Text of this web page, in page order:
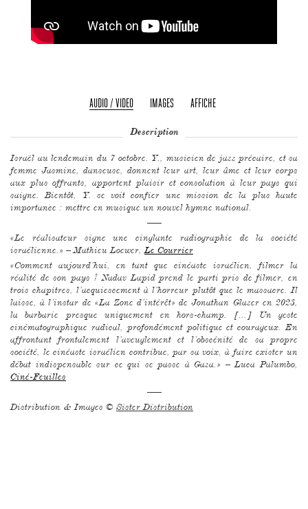
AUDIO / VIDEO IMAGES AFFICHE
Description
Israël au lendemain du 7 octobre. Y., musicien de jazz précaire, et sa
femme Jasmine, danseuse, donnent leur art, leur âme et leur corps
aux plus offrants, apportent plaisir et consolation à leur pays qui
saigne. Bientôt, Y. se voit confier une mission de la plus haute
importance : mettre en musique un nouvel hymne national.
–––
«Le réalisateur signe une cinglante radiographie de la société
israélienne.» – Mathieu Loewer, Le Courrier
«Comment aujourd’hui, en tant que cinéaste israélien, filmer la
réalité de son pays ? Nadav Lapid prend le parti pris de filmer, en
trois chapitres, l’acquiescement à l’horreur plutôt que le massacre. Il
laisse, à l’instar de «La Zone d’intérêt» de Jonathan Glazer en 2023,
la barbarie presque uniquement en hors-champ. [...] Un geste
cinématographique radical, profondément politique et courageux. En
affrontant frontalement l’aveuglement et l’obscénité de sa propre
société, le cinéaste israélien contribue, par sa voix, à faire exister un
débat indispensable sur ce qui se passe à Gaza.» – Luca Palumbo,
Ciné-Feuilles
–––
Distribution & Images © Sister Distribution